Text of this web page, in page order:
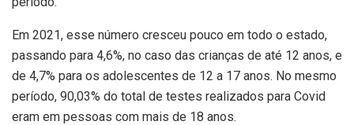
Em 2021, esse número cresceu pouco em todo o estado,
passando para 4,6%, no caso das crianças de até 12 anos, e
de 4,7% para os adolescentes de 12 a 17 anos. No mesmo
período, 90,03% do total de testes realizados para Covid
eram em pessoas com mais de 18 anos.